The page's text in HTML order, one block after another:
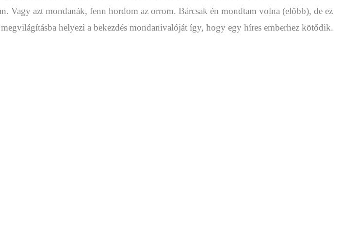
Vagy azt mondanák, fenn hordom az orrom. Bárcsak én mondtam volna (előbb), de ez
helyezi a bekezdés mondanivalóját így, hogy egy híres emberhez kötődik.